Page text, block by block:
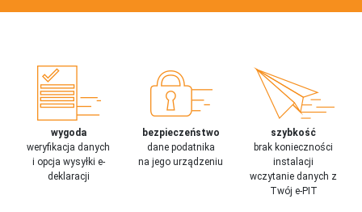
wygoda
weryfikacja danych
i opcja wysyłki e-
deklaracji
bezpieczeństwo
dane podatnika
na jego urządzeniu
szybkość
brak konieczności
instalacji
wczytanie danych z
Twój e-PIT